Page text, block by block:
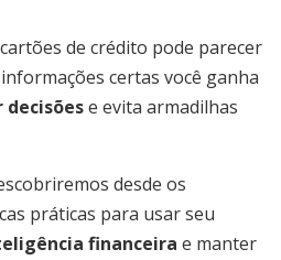
de crédito pode parecer
certas você ganha
e evita armadilhas
desde os
práticas para usar seu
financeira e manter